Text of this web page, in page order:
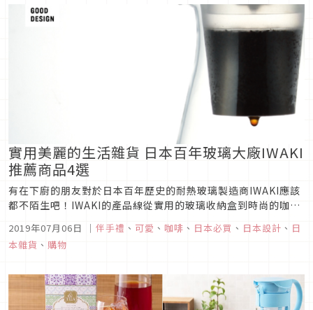
實用美麗的生活雜貨 日本百年玻璃大廠IWAKI
推薦商品4選
有在下廚的朋友對於日本百年歷史的耐熱玻璃製造商IWAKI應該
都不陌生吧！IWAKI的產品線從實用的玻璃收納盒到時尚的咖啡
商，所有產品更集品質、設計、技術於一身，也屢屢榮獲設計大
獎GOOD DESIGN的肯定呢！這次推薦4樣實用又好看的IWAKI
2019年07月06日 ｜ 伴手禮 、 可愛 、 咖啡 、 日本必買 、 日本設計 、 日
本雜貨 、 購物